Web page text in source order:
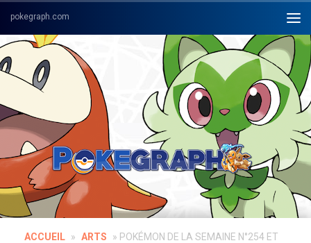
Skip to content
ACCUEIL » ARTS » POKÉMON DE LA SEMAINE N°254 ET